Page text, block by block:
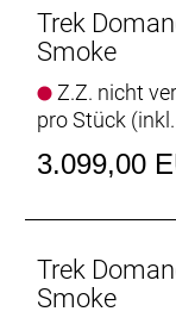
Geometrie und
IsoSpeed
105-Antrieb ist
kraftvoll
ermöglichen
- Im Domane
Rennrad.
Trek
Smoke
Z.Z. nicht
pro Stück
3.099,00
Trek
Smoke